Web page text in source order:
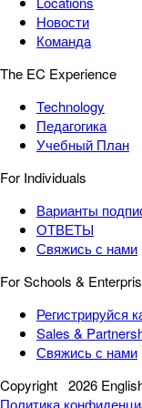
Новости
Команда
The EC Experience
Technology
Педагогика
Учебный План
For Individuals
Варианты
ОТВЕТЫ
Свяжись с нами
For Schools &
Регистрируйся
Sales &
Свяжись с нами
Copyright 2026